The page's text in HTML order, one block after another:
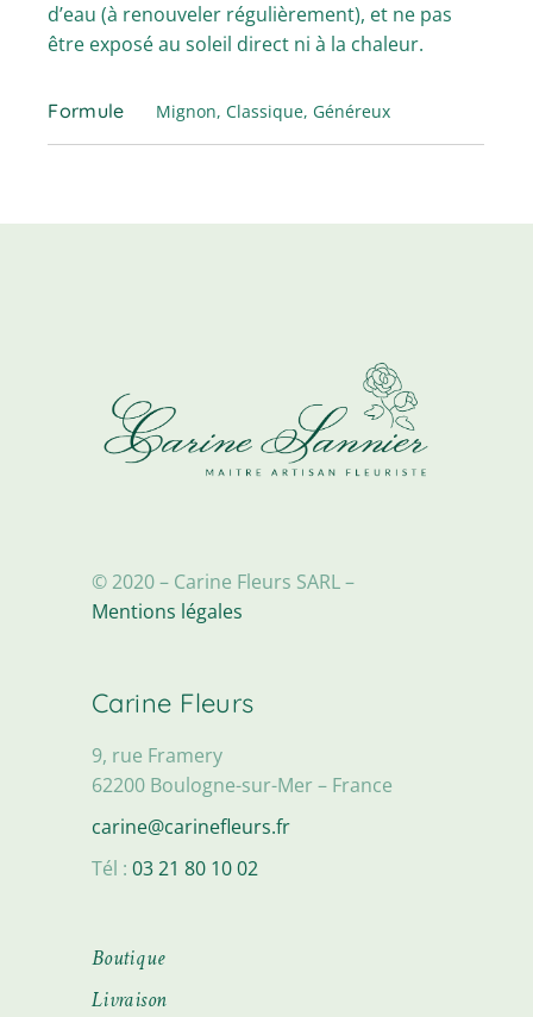
d’eau (à renouveler régulièrement), et ne pas
être exposé au soleil direct ni à la chaleur.
Formule Mignon, Classique, Généreux
© 2020 – Carine Fleurs SARL –
Mentions légales
Carine Fleurs
9, rue Framery
62200 Boulogne-sur-Mer – France
carine@carinefleurs.fr
Tél :03 21 80 10 02
Boutique
Livraison